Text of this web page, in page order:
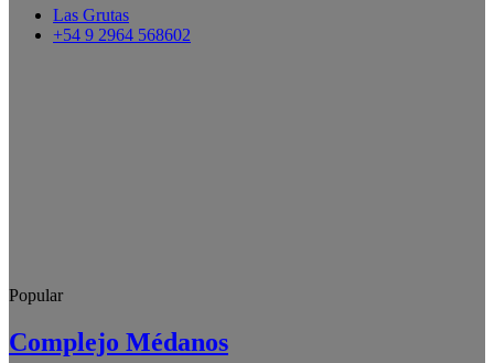
Las Grutas
+54 9 2964 568602
Popular
Complejo Médanos